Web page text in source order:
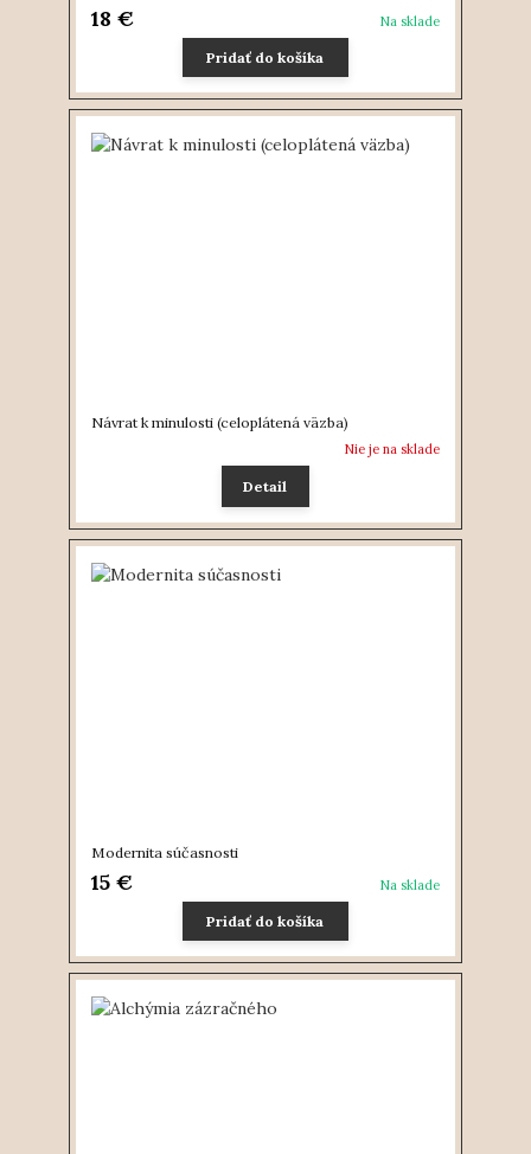
18 € Na sklade
Pridať do košíka
Návrat k minulosti (celoplátená väzba)
Nie je na sklade
Detail
Modernita súčasnosti
15 € Na sklade
Pridať do košíka